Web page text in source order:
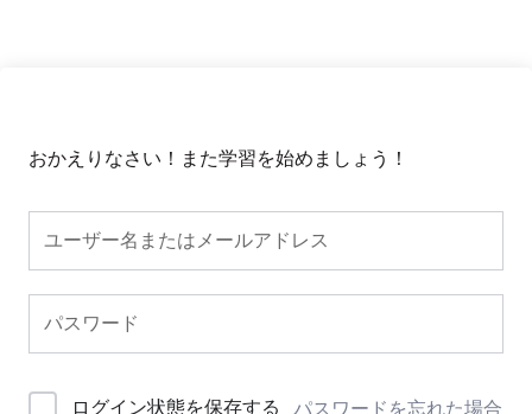
おかえりなさい！また学習を始めましょう！
ログイン状態を保存する パスワードを忘れた場合